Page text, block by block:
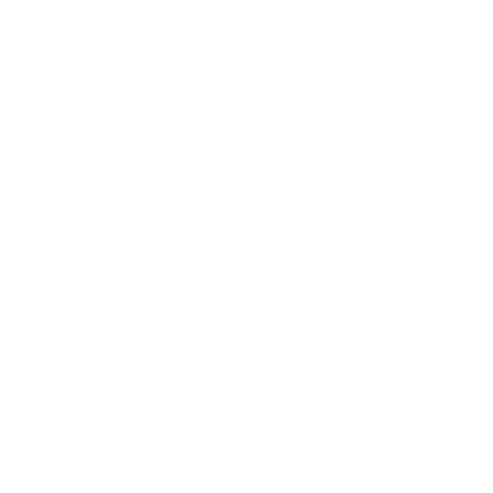
и легкого минерального
поверхностях.